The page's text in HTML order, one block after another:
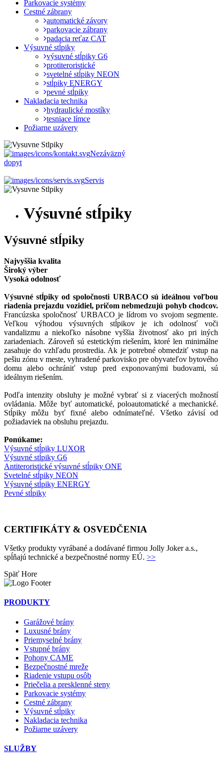
Parkovacie systémy
Cestné zábrany
automatické závory
parkovacie zábrany
padacia reťaz CAT
Výsuvné stĺpiky
výsuvné stĺpiky G6
protiteroristické
svetelné stĺpiky NEON
stĺpiky ENERGY
pevné stĺpiky
Nakladacia technika
hydraulické mostíky
tesniace límce
Požiarne uzávery
Nezáväzný
dopyt
Servis
Výsuvné stĺpiky
Výsuvné stĺpiky
Najvyššia kvalita
Široký výber
Vysoká odolnosť
Výsuvné stĺpiky od spoločnosti URBACO sú ideálnou voľbou
riadenia prejazdu vozidiel, pričom nebmedzujú pohyb chodcov.
Francúzska spoločnosť URBACO je lídrom vo svojom segmente.
Veľkou výhodou výsuvných stĺpikov je ich odolnosť voči
vandalizmu a niekoľko násobne vyššia životnosť ako pri iných
zariadeniach. Zároveň sú estetickým riešením, ktoré len minimálne
zasahuje do vzhľadu prostredia. Ak je potrebné obmedziť vstup na
pešiu zónu v meste, vyhradené parkovisko pre obyvateľov bytového
domu alebo ochrániť vstup pred exponovanými budovami, sú
ideálnym riešením.
Podľa intenzity obsluhy je možné vybrať si z viacerých možností
ovládania. Môže byť automatické, poloautomatické a mechanické.
Stĺpiky môžu byť fixné alebo odnímateľné. Všetko závisí od
požiadaviek na obsluhu prejazdu.
Ponúkame:
Výsuvné stĺpiky LUXOR
Výsuvné stĺpiky G6
Antiteroristické výsuvné stĺpiky ONE
Svetelné stĺpiky NEON
Výsuvné stĺpiky ENERGY
Pevné stĺpiky
CERTIFIKÁTY & OSVEDČENIA
Všetky produkty vyrábané a dodávané firmou Jolly Joker a.s.,
spĺňajú technické a bezpečnostné normy EÚ. >>
Späť Hore
PRODUKTY
Garážové brány
Luxusné brány
Priemyselné brány
Vstupné brány
Pohony CAME
Bezpečnostné mreže
Riadenie vstupu osôb
Priečelia a presklenné steny
Parkovacie systémy
Cestné zábrany
Výsuvné stĺpiky
Nakladacia technika
Požiarne uzávery
SLUŽBY